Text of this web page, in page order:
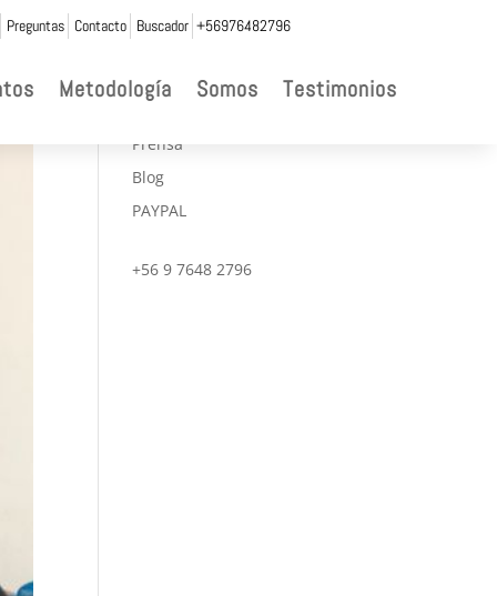
Preguntas Contacto Buscador +56976482796
Metodología Somos Testimonios
Prensa
Blog
PAYPAL
+56 9 7648 2796